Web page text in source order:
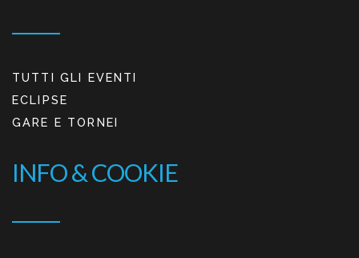
TUTTI GLI EVENTI
ECLIPSE
GARE E TORNEI
INFO & COOKIE